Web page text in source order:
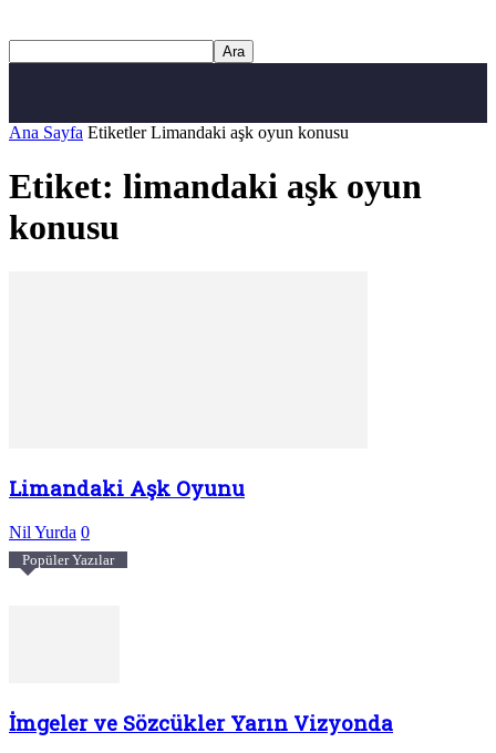
Ana Sayfa Etiketler Limandaki aşk oyun konusu
Etiket: limandaki aşk oyun
konusu
Limandaki Aşk Oyunu
Nil Yurda 0
Popüler Yazılar
İmgeler ve Sözcükler Yarın Vizyonda